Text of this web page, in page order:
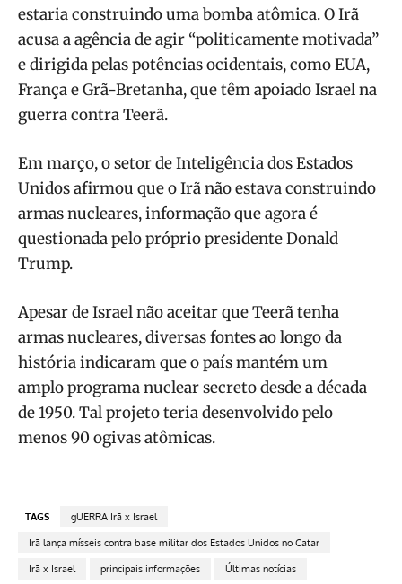
estaria construindo uma bomba atômica. O Irã
acusa a agência de agir “politicamente motivada”
e dirigida pelas potências ocidentais, como EUA,
França e Grã-Bretanha, que têm apoiado Israel na
guerra contra Teerã.
Em março, o setor de Inteligência dos Estados
Unidos afirmou que o Irã não estava construindo
armas nucleares, informação que agora é
questionada pelo próprio presidente Donald
Trump.
Apesar de Israel não aceitar que Teerã tenha
armas nucleares, diversas fontes ao longo da
história indicaram que o país mantém um
amplo programa nuclear secreto desde a década
de 1950. Tal projeto teria desenvolvido pelo
menos 90 ogivas atômicas.
TAGS gUERRA Irã x Israel
Irã lança mísseis contra base militar dos Estados Unidos no Catar
Irã x Israel principais informações Últimas notícias